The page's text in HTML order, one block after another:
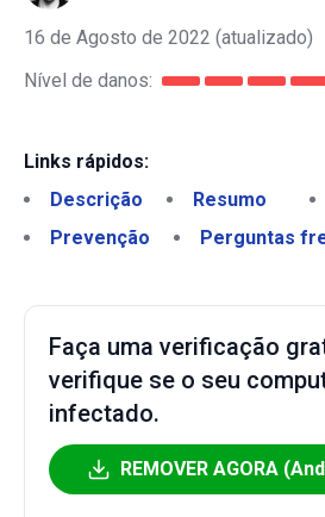
16 de Agosto de 2022 (atualizado)
Nível de danos:
Links rápidos:
Descrição
Resumo
Prevenção
Perguntas
Faça uma verificação
verifique se o seu
infectado.
REMOVER AGORA